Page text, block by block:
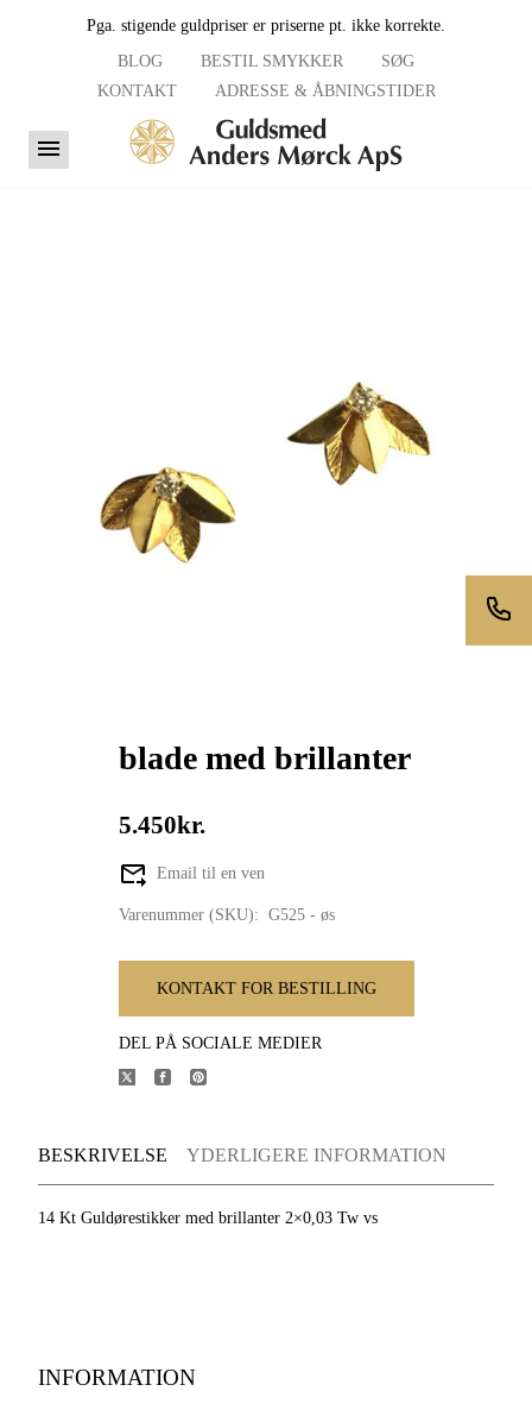
Pga. stigende guldpriser er priserne pt. ikke korrekte.
BLOG
BESTIL SMYKKER
SØG
KONTAKT
ADRESSE & ÅBNINGSTIDER
blade med brillanter
5.450kr.
Email til en ven
Varenummer (SKU): G525 - øs
KONTAKT FOR BESTILLING
DEL PÅ SOCIALE MEDIER
BESKRIVELSE YDERLIGERE INFORMATION
14 Kt Guldørestikker med brillanter 2×0,03 Tw vs
INFORMATION